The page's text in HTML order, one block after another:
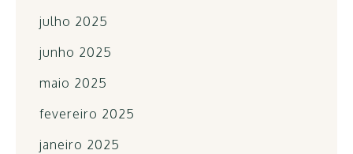
julho 2025
junho 2025
maio 2025
fevereiro 2025
janeiro 2025